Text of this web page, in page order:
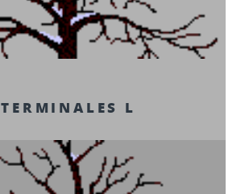
TERMINALES L